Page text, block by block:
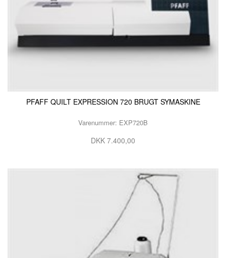
PFAFF QUILT EXPRESSION 720 BRUGT SYMASKINE
Varenummer: EXP720B
DKK 7.400,00